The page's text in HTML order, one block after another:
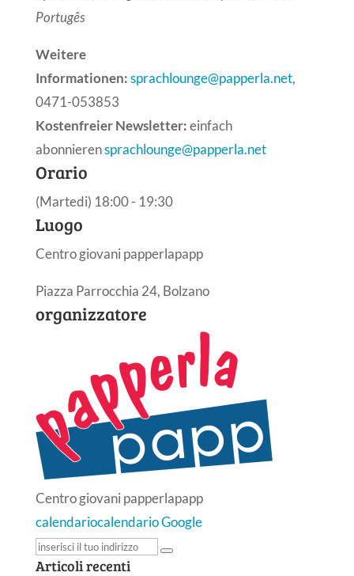
Portugês
Weitere
Informationen:sprachlounge@papperla.net,
0471-053853
Kostenfreier Newsletter:einfach
abonnierensprachlounge@papperla.net
Orario
(Martedi) 18:00 - 19:30
Luogo
Centro giovani papperlapapp
Piazza Parrocchia 24, Bolzano
organizzatore
Centro giovani papperlapapp
calendariocalendario Google
Articoli recenti